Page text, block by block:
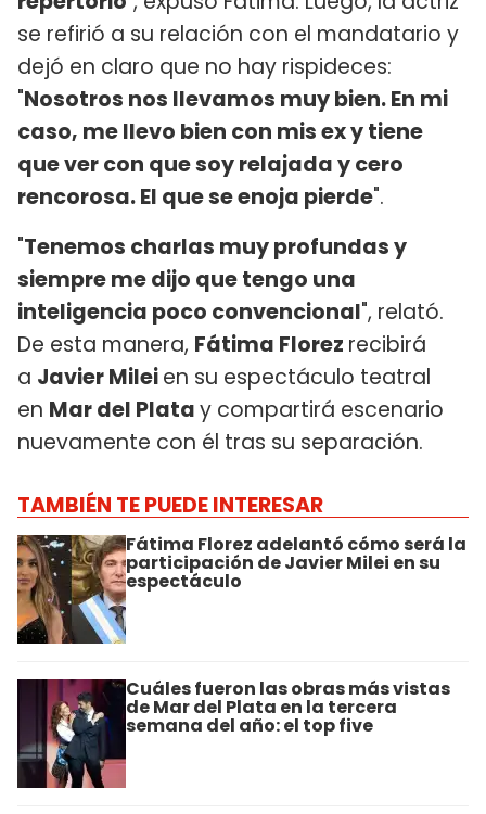
se refirió a su relación con el mandatario y
dejó en claro que no hay rispideces:
"Nosotros nos llevamos muy bien. En mi
caso, me llevo bien con mis ex y tiene
que ver con que soy relajada y cero
rencorosa. El que se enoja pierde".
"Tenemos charlas muy profundas y
siempre me dijo que tengo una
inteligencia poco convencional", relató.
De esta manera, Fátima Florez recibirá
a Javier Mileien su espectáculo teatral
en Mar del Platay compartirá escenario
nuevamente con él tras su separación.
TAMBIÉN TE PUEDE INTERESAR
Fátima Florez adelantó cómo será la
participación de Javier Milei en su
espectáculo
Cuáles fueron las obras más vistas
de Mar del Plata en la tercera
semana del año: el top five